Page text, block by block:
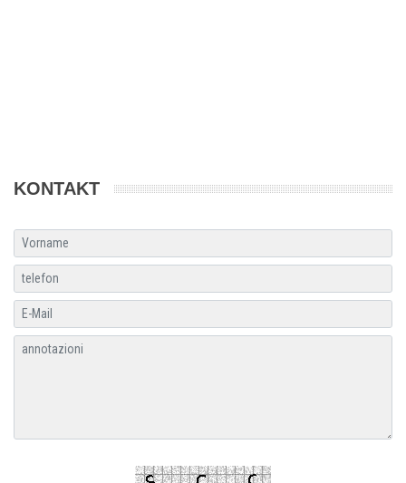
KONTAKT